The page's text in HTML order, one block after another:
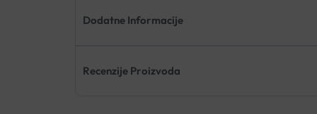
Dodatne Informacije
Recenzije Proizvoda